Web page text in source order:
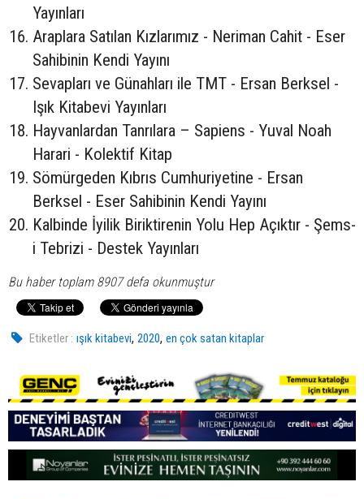
Yayınları
Araplara Satılan Kızlarımız - Neriman Cahit - Eser
Sahibinin Kendi Yayını
Sevapları ve Günahları ile TMT - Ersan Berksel -
Işık Kitabevi Yayınları
Hayvanlardan Tanrılara – Sapiens - Yuval Noah
Harari - Kolektif Kitap
Sömürgeden Kıbrıs Cumhuriyetine - Ersan
Berksel - Eser Sahibinin Kendi Yayını
Kalbinde İyilik Biriktirenin Yolu Hep Açıktır - Şems-
i Tebrizi - Destek Yayınları
Bu haber toplam 8907 defa okunmuştur
Etiketler : ışık kitabevi,2020,en çok satan kitaplar